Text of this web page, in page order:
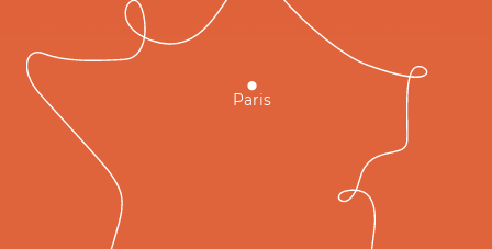
Paris